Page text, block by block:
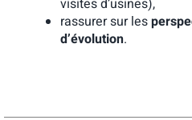
rassurer sur les
d’évolution.